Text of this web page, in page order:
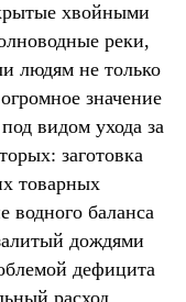
хвойными
реки,
людям не только
значение
видом ухода за
заготовка
товарных
водного баланса
дождями
дефицита
расход